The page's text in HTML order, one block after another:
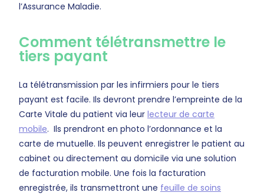
l’Assurance Maladie.
Comment télétransmettre le
tiers payant
La télétransmission par les infirmiers pour le tiers
payant est facile. Ils devront prendre l’empreinte de la
Carte Vitale du patient via leur lecteur de carte
mobile. Ils prendront en photo l’ordonnance et la
carte de mutuelle. Ils peuvent enregistrer le patient au
cabinet ou directement au domicile via une solution
de facturation mobile. Une fois la facturation
enregistrée, ils transmettront une feuille de soins